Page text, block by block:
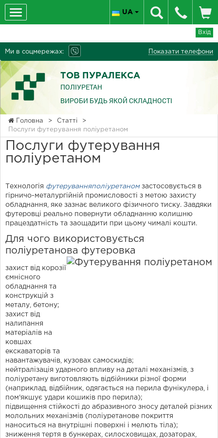
Вхід
Ми в соцмережах: Показати телефони
ТОВ ПУРАЛЕКСА
ПОЛІУРЕТАН
ВИРОБИ БУДЬ ЯКОЙ СКЛАДНОСТІ
UA
Головна > Статті
>
Послуги футерування поліуретаном
Послуги футерування
поліуретаном
Технологія футеруванняполіуретаномзастосовується в
гірничо-металургійній промисловості з метою захисту
обладнання, яке зазнає великого фізичного тиску. Завдяки
футеровці реально повернути обладнанню колишню
працездатність та заощадити при цьому чималі кошти.
Для чого використовується
поліуретанова футеровка
захист від корозії
ємнісного
обладнання та
конструкцій з
металу, бетону;
захист від
налипання
матеріалів на
ковшах
екскаваторів та
навантажувачів, кузовах самоскидів;
нейтралізація ударного впливу на деталі механізмів, з
поліуретану виготовляють відбійники різної форми
(наприклад, відбійник, одягається на перила фунікулера, і
пом'якшує удари кошиків про перила);
підвищення стійкості до абразивного зносу деталей різних
молольних механізмів (поліуретанове покриття
наноситься на внутрішні поверхні і мелють тіла);
зниження тертя в бункерах, силосховищах, дозаторах,